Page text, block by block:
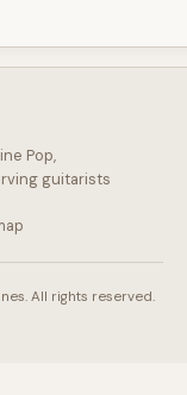
Pop,
guitarists
All rights reserved.